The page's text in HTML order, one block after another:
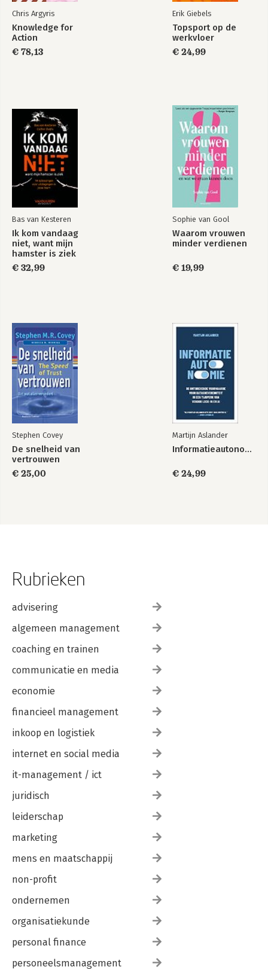
Wonen in de 21e
eeuw
Over de auteur
Register
Chris Argyris
Knowledge for
Action
€ 78,13
Erik Giebels
Topsport op de
werkvloer
€ 24,99
Bas van Kesteren
Ik kom vandaag
niet, want mijn
hamster is ziek
€ 32,99
Sophie van Gool
Waarom vrouwen
minder verdienen
€ 19,99
Stephen Covey
De snelheid van
vertrouwen
€ 25,00
Martijn Aslander
Informatieautonomie
€ 24,99
Rubrieken
advisering
algemeen management
coaching en trainen
communicatie en media
economie
financieel management
inkoop en logistiek
internet en social media
it-management / ict
juridisch
leiderschap
marketing
mens en maatschappij
non-profit
ondernemen
organisatiekunde
personal finance
personeelsmanagement